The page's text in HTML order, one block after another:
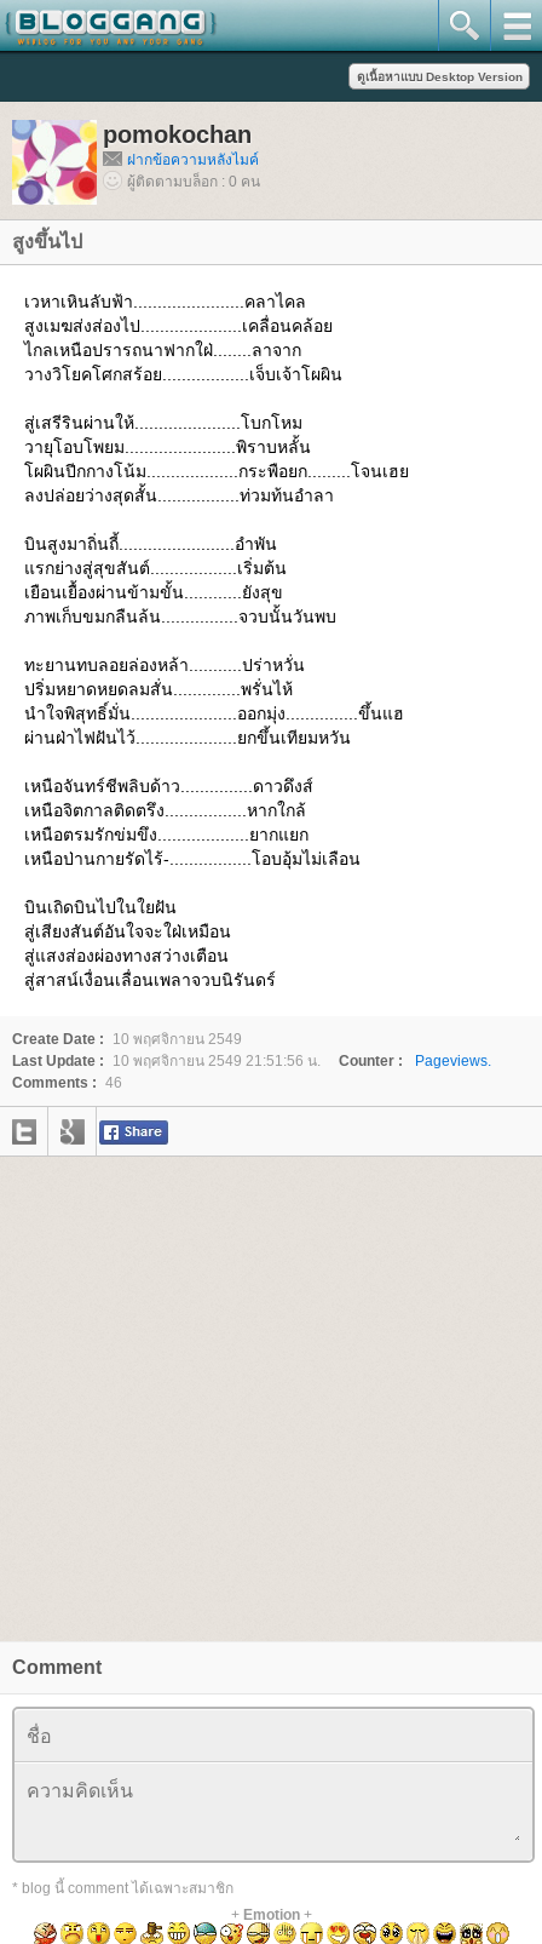
pomokochan
ฝากข้อความหลังไมค์
ผู้ติดตามบล็อก : 0 คน
สูงขึ้นไป
เวหาเหินลับฟ้า.......................คลาไคล
สูงเมฆส่งส่องไป.....................เคลื่อนคล้อ
ไกลเหนือปรารถนาฟากใฝ่........ลาจาก
วางวิโยคโศกสร้อย..................เจ็บเจ้าโผผิน
สู่เสรีรินผ่านให้......................โบกโหม
วายุโอบโพยม.......................พิราบหลั้น
ผผินปีกกางโน้ม...................กระพือยก.........โจนเฮ
ลงปล่อยว่างสุดสั้น.................ท่วมท้นอำลา
บินสูงมาถิ่นถี้........................อำพัน
รกย่างสู่สุขสันต์..................เริ่มต้น
เยือนเยื้องผ่านข้ามขั้น............ยังสุข
ภาพเก็บขมกลืนล้น................จวบนั้นวันพบ
ทะยานทบลอยล่องหล้า...........ปร่าหวั่น
ปริ่มหยาดหยดลมสั่น..............พรั่นไห้
นำใจพิสุทธิ์มั่น......................ออกมุ่ง...............ขึ้นแฮ
ผ่านฝ่าไฟฝันไว้.....................ยกขึ้นเทียมหวัน
เหนือจันทร์ชีพลิบด้าว...............ดาวดึงส์
เหนือจิตกาลติดตรึง.................หากใกล้
เหนือตรมรักข่มขึง...................ยากแยก
เหนือป่านกายรัดไร้-.................โอบอุ้มไม่เลือน
บินเถิดบินไปในใยฝัน
สู่เสียงสันต์อันใจจะใฝ่เหมือน
สู่แสงส่องผ่องทางสว่างเตือน
สู่สาสน์เงื่อนเลื่อนเพลาจวบนิรันดร์
Create Date :
10 พฤศจิกายน 2549
Last Update :
10 พฤศจิกายน 2549 21:51:56 น. Counter :
Pageviews.
Comments : 46
Comment
* blog นี้ comment ได้เฉพาะสมาชิก
+ Emotion+